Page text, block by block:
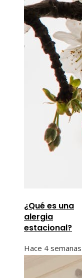
¿Qué es una
alergia
estacional?
Hace 4 semanas